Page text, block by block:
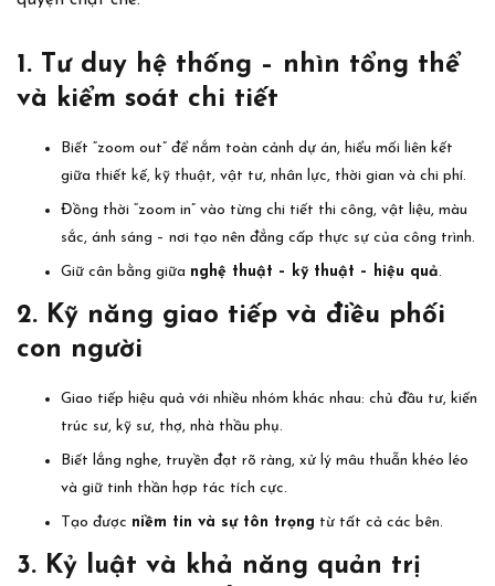
1. Tư duy hệ thống – nhìn tổng thể
và kiểm soát chi tiết
Biết “zoom out” để nắm toàn cảnh dự án, hiểu mối liên kết
giữa thiết kế, kỹ thuật, vật tư, nhân lực, thời gian và chi phí.
Đồng thời “zoom in” vào từng chi tiết thi công, vật liệu, màu
sắc, ánh sáng – nơi tạo nên đẳng cấp thực sự của công trình.
Giữ cân bằng giữa nghệ thuật – kỹ thuật – hiệu quả.
2. Kỹ năng giao tiếp và điều phối
con người
Giao tiếp hiệu quả với nhiều nhóm khác nhau: chủ đầu tư, kiến
trúc sư, kỹ sư, thợ, nhà thầu phụ.
Biết lắng nghe, truyền đạt rõ ràng, xử lý mâu thuẫn khéo léo
và giữ tinh thần hợp tác tích cực.
Tạo được niềm tin và sự tôn trọng từ tất cả các bên.
3. Kỷ luật và khả năng quản trị